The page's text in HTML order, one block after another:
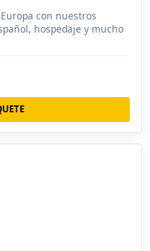
con nuestros
hospedaje y mucho